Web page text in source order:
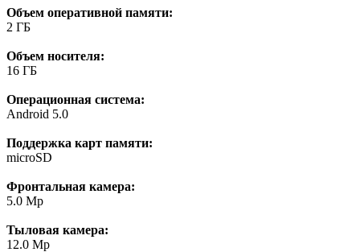
Объем оперативной памяти:
2 ГБ
Объем носителя:
16 ГБ
Операционная система:
Android 5.0
Поддержка карт памяти:
microSD
Фронтальная камера:
5.0 Mp
Тыловая камера:
12.0 Mp